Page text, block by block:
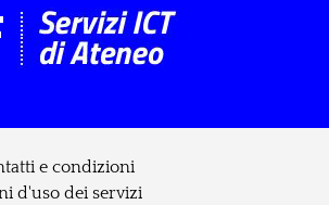
e condizioni
d'uso dei servizi